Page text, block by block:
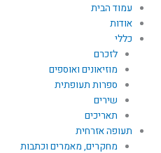
עמוד הבית
אודות
כללי
לזכרם
מוזיאונים ואוספים
ספרות תעופתית
שירים
תאריכים
תעופה אזרחית
מחקרים, מאמרים וכתבות